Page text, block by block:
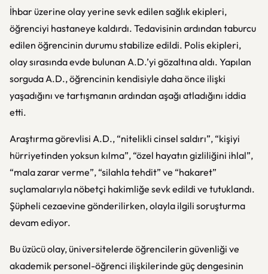
İhbar üzerine olay yerine sevk edilen sağlık ekipleri,
öğrenciyi hastaneye kaldırdı. Tedavisinin ardından taburcu
edilen öğrencinin durumu stabilize edildi. Polis ekipleri,
olay sırasında evde bulunan A.D.’yi gözaltına aldı. Yapılan
sorguda A.D., öğrencinin kendisiyle daha önce ilişki
yaşadığını ve tartışmanın ardından aşağı atladığını iddia
etti.
Araştırma görevlisi A.D., “nitelikli cinsel saldırı”, “kişiyi
hürriyetinden yoksun kılma”, “özel hayatın gizliliğini ihlal”,
“mala zarar verme”, “silahla tehdit” ve “hakaret”
suçlamalarıyla nöbetçi hakimliğe sevk edildi ve tutuklandı.
Şüpheli cezaevine gönderilirken, olayla ilgili soruşturma
devam ediyor.
Bu üzücü olay, üniversitelerde öğrencilerin güvenliği ve
akademik personel-öğrenci ilişkilerinde güç dengesinin